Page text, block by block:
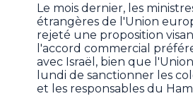
Le mois dernier, les
étrangères de l'Union
rejeté une proposition
l'accord commercial
avec Israël, bien que
lundi de sanctionner les
et les responsables du